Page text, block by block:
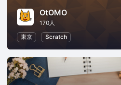
OtOMO
170人
東京
Scratch